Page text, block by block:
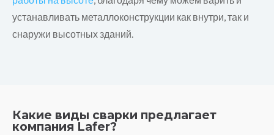
устанавливать металлоконструкции как внутри, так и
снаружи высотных зданий.
Какие виды сварки предлагает
компания Lafer?